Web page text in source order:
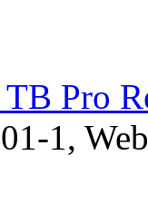
Pro
1,